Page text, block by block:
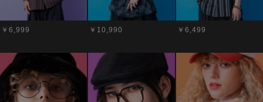
￥6,999 ￥10,990 ￥6,499